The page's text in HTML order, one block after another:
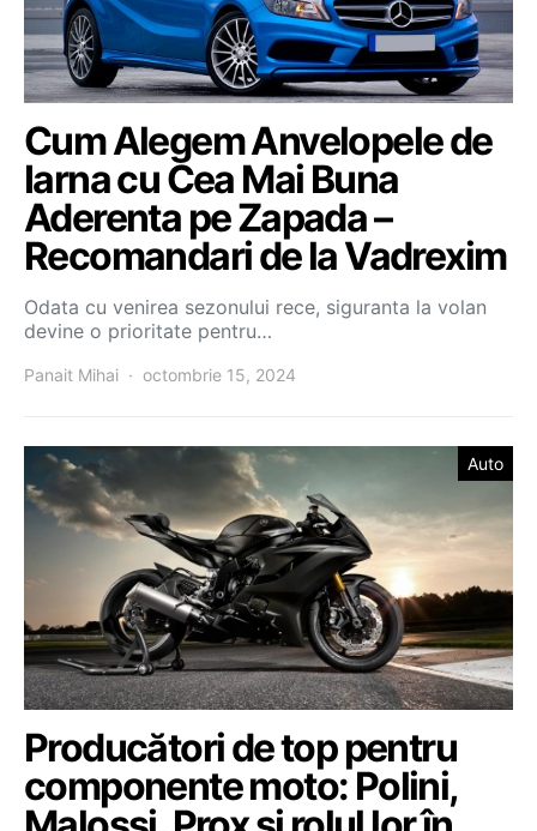
Cum Alegem Anvelopele de
Iarna cu Cea Mai Buna
Aderenta pe Zapada –
Recomandari de la Vadrexim
Odata cu venirea sezonului rece, siguranta la volan
devine o prioritate pentru…
Panait Mihai octombrie 15, 2024
Auto
Producători de top pentru
componente moto: Polini,